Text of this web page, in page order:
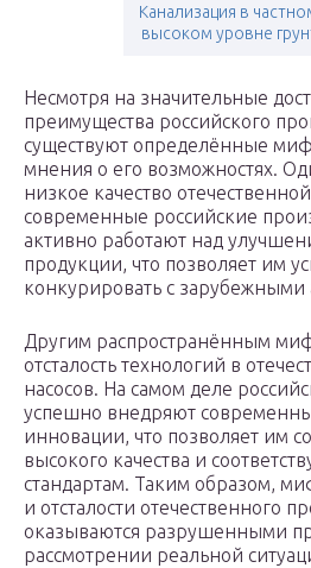
Канализация в
высоком уровне
Несмотря на значительные
преимущества российского
существуют определённые
мнения о его возможностях.
низкое качество
современные российские
активно работают над
продукции, что позволяет им
конкурировать с зарубежными
Другим распространённым
отсталость технологий в
насосов. На самом деле
успешно внедряют
инновации, что позволяет им
высокого качества и
стандартам. Таким образом,
и отсталости отечественного
оказываются разрушенными
рассмотрении реальной